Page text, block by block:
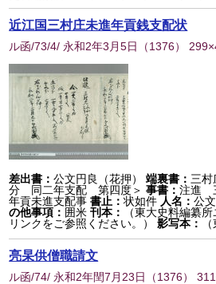
近江国三村庄未進年貢銭支配状
ル函/73/4/ 永和2年3月5日 （1376）
差出書：公文円良（花押） 端裏書： 三村
分 同二年支配 第四度＞ 事書：注進
年貢未進支配事書止：状如件 人名：公
の他事項： 囲米刊本：
（東大史料編纂
リンクをご参照ください。）
影写本：
亮杲供僧職請文
ル函/74/ 永和2年閏7月23日 （1376）